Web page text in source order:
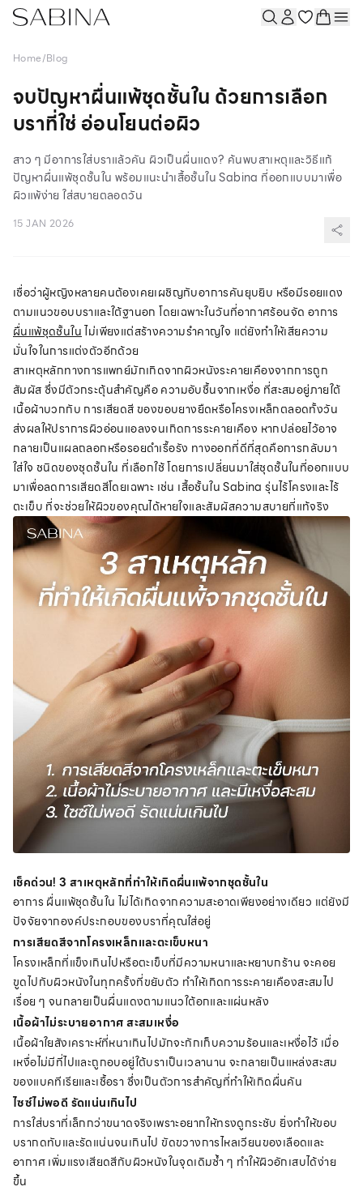
Home/Blog
จบปัญหาผื่นแพ้ชุดชั้นใน ด้วยการเลือก
บราที่ใช่ อ่อนโยนต่อผิว
สาว ๆ มีอาการใส่บราแล้วคัน ผิวเป็นผื่นแดง? ค้นพบสาเหตุและวิธีแก้
ปัญหาผื่นแพ้ชุดชั้นใน พร้อมแนะนำเสื้อชั้นใน Sabina ที่ออกแบบมาเพื่อ
ผิวแพ้ง่าย ใส่สบายตลอดวัน
15 JAN 2026
เชื่อว่าผู้หญิงหลายคนต้องเคยเผชิญกับอาการคันยุบยิบ หรือมีรอยแดง
ตามแนวขอบบราและใต้ฐานอก โดยเฉพาะในวันที่อากาศร้อนจัด อาการ
ผื่นแพ้ชุดชั้นใน ไม่เพียงแต่สร้างความรำคาญใจ แต่ยังทำให้เสียความ
มั่นใจในการแต่งตัวอีกด้วย
สาเหตุหลักทางการแพทย์มักเกิดจากผิวหนังระคายเคืองจากการถูก
สัมผัส ซึ่งมีตัวกระตุ้นสำคัญคือ ความอับชื้นจากเหงื่อ ที่สะสมอยู่ภายใต้
เนื้อผ้าบวกกับ การเสียดสี ของขอบยางยืดหรือโครงเหล็กตลอดทั้งวัน
ส่งผลให้ปราการผิวอ่อนแอลงจนเกิดการระคายเคือง หากปล่อยไว้อาจ
กลายเป็นแผลถลอกหรือรอยดำเรื้อรัง ทางออกที่ดีที่สุดคือการกลับมา
ใส่ใจ ชนิดของชุดชั้นใน ที่เลือกใช้ โดยการเปลี่ยนมาใส่ชุดชั้นในที่ออกแบบ
มาเพื่อลดการเสียดสีโดยเฉพาะ เช่น เสื้อชั้นใน Sabina รุ่นไร้โครงและไร้
ตะเข็บ ที่จะช่วยให้ผิวของคุณได้หายใจและสัมผัสความสบายที่แท้จริง
เช็คด่วน! 3 สาเหตุหลักที่ทำให้เกิดผื่นแพ้จากชุดชั้นใน
อาการ ผื่นแพ้ชุดชั้นใน ไม่ได้เกิดจากความสะอาดเพียงอย่างเดียว แต่ยังมี
ปัจจัยจากองค์ประกอบของบราที่คุณใส่อยู่
การเสียดสีจากโครงเหล็กและตะเข็บหนา
โครงเหล็กที่แข็งเกินไปหรือตะเข็บที่มีความหนาและหยาบกร้าน จะคอย
ขูดไปกับผิวหนังในทุกครั้งที่ขยับตัว ทำให้เกิดการระคายเคืองสะสมไป
เรื่อย ๆ จนกลายเป็นผื่นแดงตามแนวใต้อกและแผ่นหลัง
เนื้อผ้าไม่ระบายอากาศ สะสมเหงื่อ
เนื้อผ้าใยสังเคราะห์ที่หนาเกินไปมักจะกักเก็บความร้อนและเหงื่อไว้ เมื่อ
เหงื่อไม่มีที่ไปและถูกอบอยู่ใต้บราเป็นเวลานาน จะกลายเป็นแหล่งสะสม
ของแบคทีเรียและเชื้อรา ซึ่งเป็นตัวการสำคัญที่ทำให้เกิดผื่นคัน
ไซซ์ไม่พอดี รัดแน่นเกินไป
การใส่บราที่เล็กกว่าขนาดจริงเพราะอยากให้ทรงดูกระชับ ยิ่งทำให้ขอบ
บรากดทับและรัดแน่นจนเกินไป ขัดขวางการไหลเวียนของเลือดและ
อากาศ เพิ่มแรงเสียดสีกับผิวหนังในจุดเดิมซ้ำ ๆ ทำให้ผิวอักเสบได้ง่าย
ขึ้น